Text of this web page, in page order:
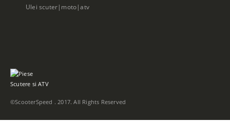
Ulei scuter|moto|atv
©ScooterSpeed . 2017. All Rights Reserved